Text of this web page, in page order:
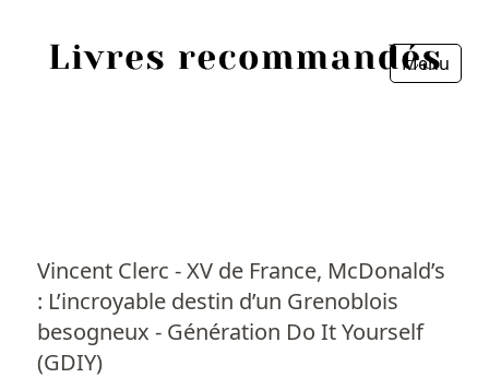
Menu
Vincent Clerc - XV de France, McDonald’s
: L’incroyable destin d’un Grenoblois
besogneux - Génération Do It Yourself
(GDIY)
Personnes
Livres
Fermer